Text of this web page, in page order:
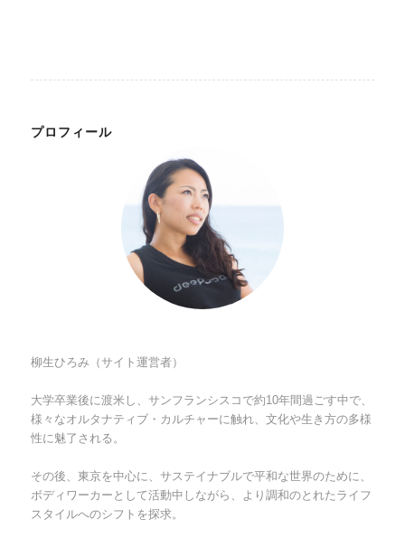
プロフィール
柳生ひろみ（サイト運営者）
大学卒業後に渡米し、サンフランシスコで約10年間過ごす中で、
様々なオルタナティブ・カルチャーに触れ、文化や生き方の多様
性に魅了される。
その後、東京を中心に、サステイナブルで平和な世界のために、
ボディワーカーとして活動中しながら、より調和のとれたライフ
スタイルへのシフトを探求。